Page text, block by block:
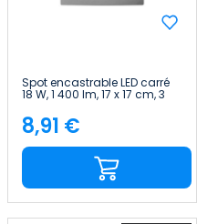
Spot encastrable LED carré
18 W, 1 400 lm, 17 x 17 cm, 3
30 000 h, SECOM
Price
8,91 €